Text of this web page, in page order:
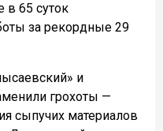
в 65 суток
за рекордные 29
и
грохоты —
сыпучих материалов